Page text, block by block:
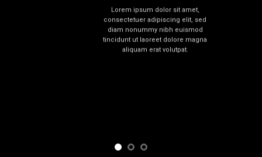
Lorem ipsum dolor sit amet,
consectetuer adipiscing elit, sed
diam nonummy nibh euismod
tincidunt ut laoreet dolore magna
aliquam erat volutpat.